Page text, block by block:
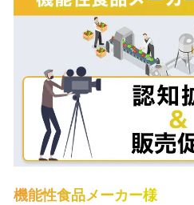
機能性食品メーカー様